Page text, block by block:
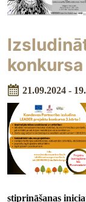
21.09.2024 -
stiprināšanas